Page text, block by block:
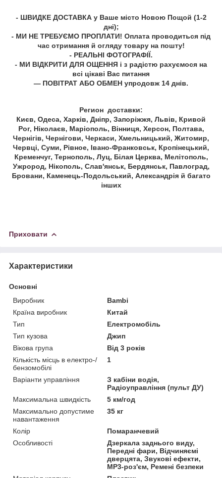
- ШВИДКЕ ДОСТАВКА у Ваше місто Новою Пощой (1-2
дні);
- МИ НЕ ТРЕБУЄМО ПРОПЛАТИ! Оплата проводиться під
час отримання й огляду товару на пошту!
- РЕАЛЬНІ ФОТОГРАФІЇ.
- МИ ВІДКРИТИ ДЛЯ ОЩЕННЯ і з радістю рахуємося на
всі цікаві Вас питання
— ПОВІТРАТ АБО ОБМЕН упродовж 14 днів.
Регион доставки:
Києв, Одеса, Харків, Дніпр, Запоріжжя, Львів, Кривой
Рог, Ніколаєв, Маріополь, Вінниця, Херсон, Полтава,
Чернігів, Чернігови, Черкаси, Хмельницький, Житомир,
Червці, Суми, Рівное, Івано-Франковськ, Кропінецький,
Кременчуг, Тернополь, Луц, Білая Церква, Мелітополь,
Ужрород, Нікополь, Слав'янськ, Бердянськ, Павлоград,
Бровани, Каменець-Подольський, Александрія й багато
інших
Приховати
Характеристики
Основні
Виробник
Bambi
Країна виробник
Китай
Тип
Електромобіль
Тип кузова
Джип
Вікова група
Від 3 років
Кількість місць в електро-/
бензомобілі
1
Варіанти управління
З кабіни водія,
Радіоуправління (пульт ДУ)
Максимальна швидкість
5 км/год
Максимально допустиме
навантаження
35 кг
Колір
Помаранчевий
Особливості
Дзеркала заднього виду,
Передні фари, Відчиняємі
дверцята, Звукові ефекти,
MP3-роз'єм, Ремені безпеки